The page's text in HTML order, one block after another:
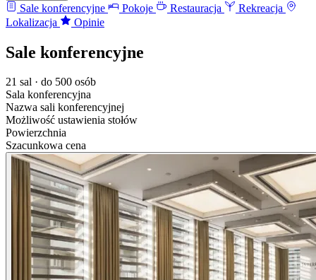
Sale konferencyjne Pokoje Restauracja
Rekreacja
Lokalizacja
Opinie
Sale konferencyjne
21 sal · do 500 osób
Sala konferencyjna
Nazwa sali konferencyjnej
Możliwość ustawienia stołów
Powierzchnia
Szacunkowa cena